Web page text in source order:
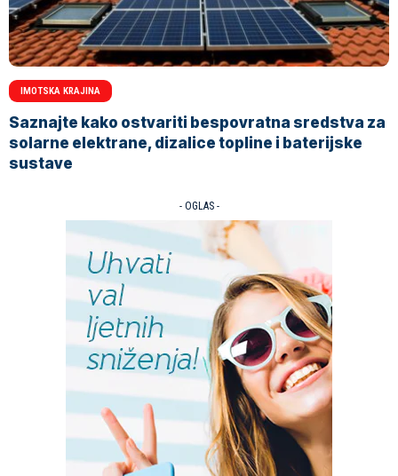
IMOTSKA KRAJINA
Saznajte kako ostvariti bespovratna sredstva za
solarne elektrane, dizalice topline i baterijske
sustave
- OGLAS -